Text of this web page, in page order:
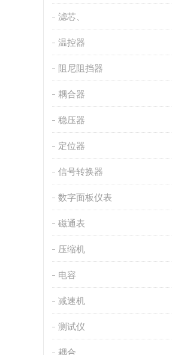
滤芯、
温控器
阻尼阻挡器
耦合器
稳压器
定位器
信号转换器
数字面板仪表
磁通表
压缩机
电容
减速机
测试仪
耦合